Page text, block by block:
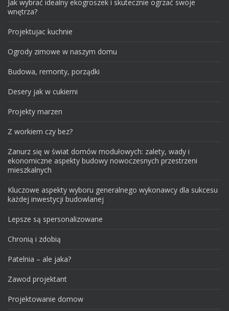
Jak wybrać idealny ekogroszek i skutecznie ogrzać swoje
wnętrza?
Projektujac kuchnie
Ogrody zimowe w naszym domu
Budowa, remonty, porządki
Desery jak w cukierni
Projekty marzen
Z workiem czy bez?
Zanurz się w świat domów modułowych: zalety, wady i
ekonomiczne aspekty budowy nowoczesnych przestrzeni
mieszkalnych
Kluczowe aspekty wyboru generalnego wykonawcy dla sukcesu
każdej inwestycji budowlanej
Lepsze są spersonalizowane
Chronią i zdobią
Patelnia – ale jaka?
Zawod projektant
Projektowanie domow